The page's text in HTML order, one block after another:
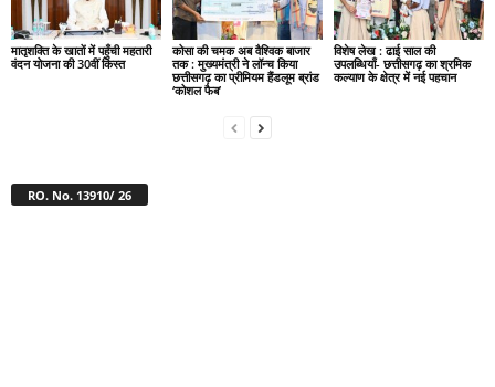
मातृशक्ति के खातों में पहुँची महतारी
वंदन योजना की 30वीं किस्त
कोसा की चमक अब वैश्विक बाजार
तक : मुख्यमंत्री ने लॉन्च किया
छत्तीसगढ़ का प्रीमियम हैंडलूम ब्रांड
‘कोशल फैब’
विशेष लेख : ढाई साल की
उपलब्धियाँ- छत्तीसगढ़ का श्रमिक
कल्याण के क्षेत्र में नई पहचान
RO. No. 13910/ 26